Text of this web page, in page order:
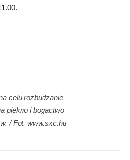
celu rozbudzanie
piękno i bogactwo
/ Fot. www.sxc.hu